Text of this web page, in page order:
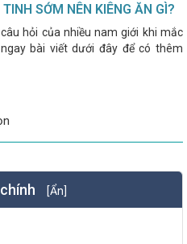
SỚM NÊN KIÊNG ĂN GÌ?
hỏi của nhiều nam giới khi mắc
bài viết dưới đây để có thêm
[Ẩn]